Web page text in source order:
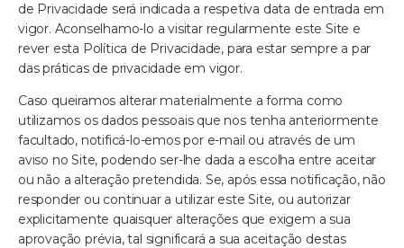
de Privacidade será indicada a respetiva data de entrada em
vigor. Aconselhamo-lo a visitar regularmente este Site e
rever esta Política de Privacidade, para estar sempre a par
das práticas de privacidade em vigor.
Caso queiramos alterar materialmente a forma como
utilizamos os dados pessoais que nos tenha anteriormente
facultado, notificá-lo-emos por e-mail ou através de um
aviso no Site, podendo ser-lhe dada a escolha entre aceitar
ou não a alteração pretendida. Se, após essa notificação, não
responder ou continuar a utilizar este Site, ou autorizar
explicitamente quaisquer alterações que exigem a sua
aprovação prévia, tal significará a sua aceitação destas